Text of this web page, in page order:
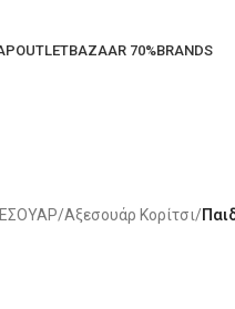
OUTLETBAZAAR 70%BRANDS
/Αξεσουάρ Κορίτσι/